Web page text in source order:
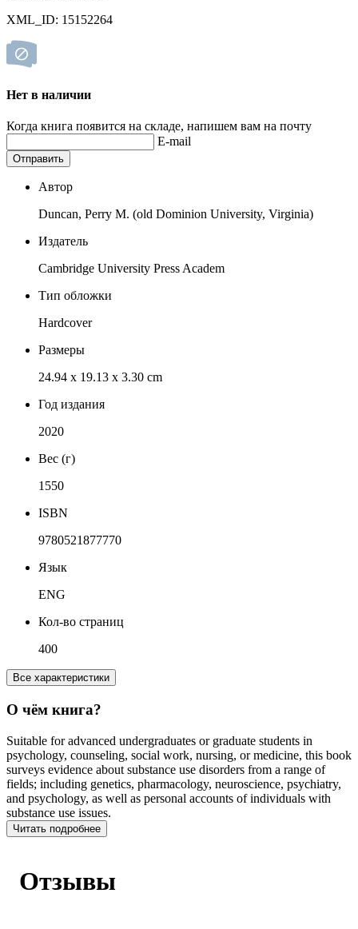
XML_ID: 15152264
Нет в наличии
Когда книга появится на складе, напишем вам на почту
E-mail
Отправить
Автор
Duncan, Perry M. (old Dominion University, Virginia)
Издатель
Cambridge University Press Academ
Тип обложки
Hardcover
Размеры
24.94 x 19.13 x 3.30 cm
Год издания
2020
Вес (г)
1550
ISBN
9780521877770
Язык
ENG
Кол-во страниц
400
Все характеристики
О чём книга?
Suitable for advanced undergraduates or graduate students in
psychology, counseling, social work, nursing, or medicine, this book
surveys evidence about substance use disorders from a range of
fields; including genetics, pharmacology, neuroscience, psychiatry,
and psychology, as well as personal accounts of individuals with
substance use issues.
Читать подробнее
Отзывы